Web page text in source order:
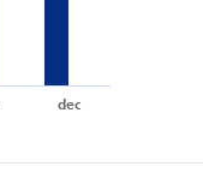
dec